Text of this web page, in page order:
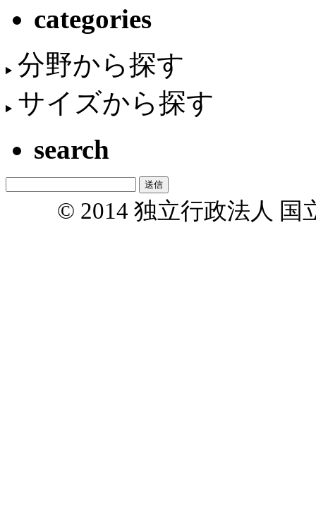
categories
分野から探す
サイズから探す
search
© 2014 独立行政法人 国